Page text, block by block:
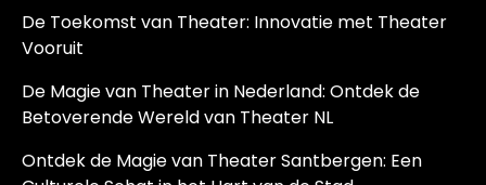
De Toekomst van Theater: Innovatie met Theater
Vooruit
De Magie van Theater in Nederland: Ontdek de
Betoverende Wereld van Theater NL
Ontdek de Magie van Theater Santbergen: Een